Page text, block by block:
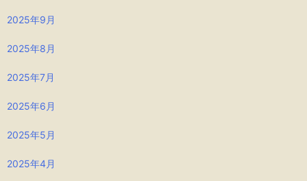
2025年9月
2025年8月
2025年7月
2025年6月
2025年5月
2025年4月